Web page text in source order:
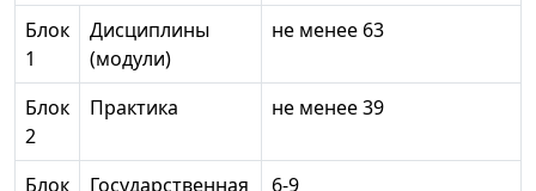
Блок
1
Дисциплины
(модули)
не менее 63
Блок
2
Практика не менее 39
Блок Государственная 6-9